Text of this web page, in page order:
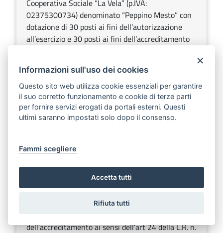
Cooperativa Sociale “La Vela” (p.IVA:
02375300734) denominato “Peppino Mesto” con
dotazione di 30 posti ai fini dell’autorizzazione
all’esercizio e 30 posti ai fini dell’accreditamento
Sezione:Determinazioni dirigenziali aventi contenuto di
interesse generale
Argomenti:Sanità
DETERMINAZIONE DEL DIRIGENTE SEZIONE
gennaio 2025, n. 30
Arcobaleno s.r.l. (p.IVA 04878861212) - Conferma
dell’autorizzazione all’esercizio ai sensi dell’art.3,
comma 3, lett. c) e dell’art.8, comma 3 della L.R.
dell’accreditamento ai sensi dell’art 24 della L.R. n.
×
Informazioni sull'uso dei cookies
Questo sito web utilizza cookie essenziali per garantire
il suo corretto funzionamento e cookie di terze parti
per fornire servizi erogati da portali esterni. Questi
ultimi saranno impostati solo dopo il consenso.
Fammi scegliere
Accetta tutti
Rifiuta tutti